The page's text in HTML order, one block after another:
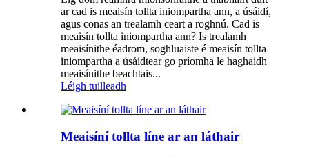
ar cad is meaisín tollta iniompartha ann, a úsáidí,
agus conas an trealamh ceart a roghnú. Cad is
meaisín tollta iniompartha ann? Is trealamh
meaisínithe éadrom, soghluaiste é meaisín tollta
iniompartha a úsáidtear go príomha le haghaidh
meaisínithe beachtais...
Léigh tuilleadh
Meaisíní tollta líne ar an láthair